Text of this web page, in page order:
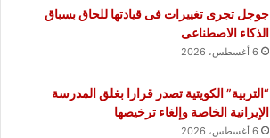
جوجل تجرى تغييرات فى قيادتها للحاق بسباق
الذكاء الاصطناعى
6 أغسطس، 2026
“التربية” الكويتية تصدر قرارا بغلق المدرسة
الإيرانية الخاصة وإلغاء ترخيصها
6 أغسطس، 2026